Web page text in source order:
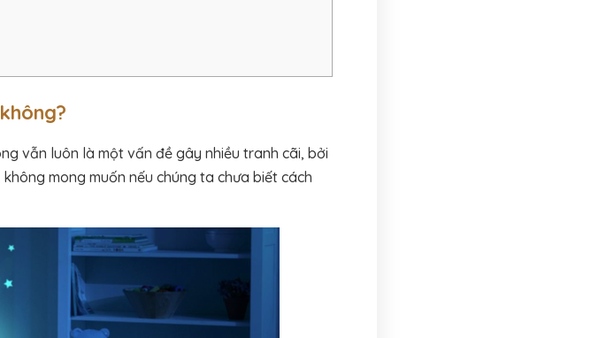
vẫn luôn là một vấn đề gây nhiều tranh cãi, bởi
mong muốn nếu chúng ta chưa biết cách